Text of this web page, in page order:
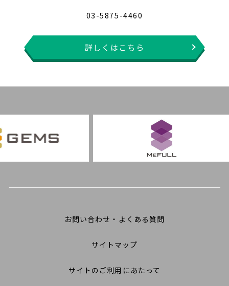
03-5875-4460
詳しくはこちら
お問い合わせ・よくある質問
サイトマップ
サイトのご利用にあたって